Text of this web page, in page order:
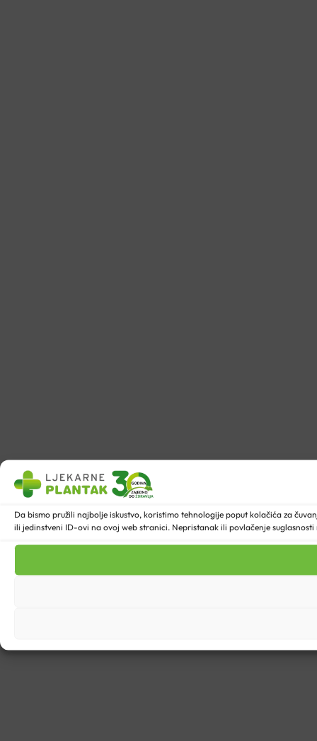
Da bismo pružili najbolje iskustvo, koristimo tehnologije poput kolačića za
ili jedinstveni ID-ovi na ovoj web stranici. Nepristanak ili povlačenje